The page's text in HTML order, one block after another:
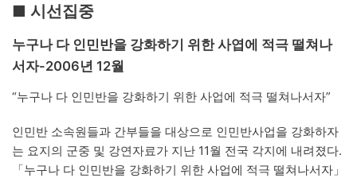
■ 시선집중
누구나 다 인민반을 강화하기 위한 사엽에 적극 떨쳐나
서자-2006년 12월
“누구나 다 인민반을 강화하기 위한 사업에 적극 떨쳐나서자”
인민반 소속원들과 간부들을 대상으로 인민반사업을 강화하자
는 요지의 군중 및 강연자료가 지난 11월 전국 각지에 내려졌다.
「누구나 다 인민반을 강화하기 위한 사업에 적극 떨쳐나서자」